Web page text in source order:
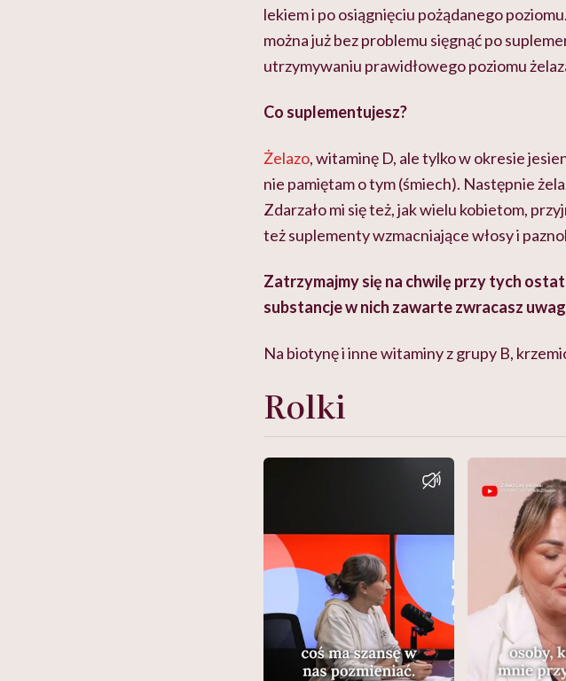
lekiem i po osiągnięciu pożądanego
można już bez problemu sięgnąć po
utrzymywaniu prawidłowego poziomu
Co suplementujesz?
Żelazo, witaminę D, ale tylko w okresie
nie pamiętam o tym (śmiech). Następnie
Zdarzało mi się też, jak wielu kobietom,
też suplementy wzmacniające włosy i
Zatrzymajmy się na chwilę przy tych
substancje w nich zawarte zwracasz
Na biotynę i inne witaminy z grupy B,
Rolki